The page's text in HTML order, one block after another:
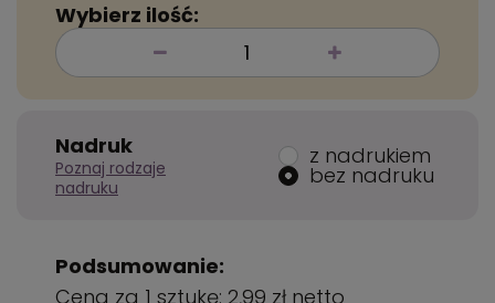
Wybierz ilość:
Nadruk
Poznaj rodzaje
nadruku
z nadrukiem
bez nadruku
Podsumowanie:
Cena za 1 sztukę: 2,99 zł netto